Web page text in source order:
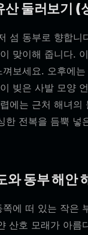
둘러보기 (
섬 동부로 향합
맞이해 줍니다.
보세요. 오후에
빚은 사발 모양
에는 근처 해녀
한 전복을 듬뿍
동부 해안
에 떠 있는 작은
산호 모래가 아